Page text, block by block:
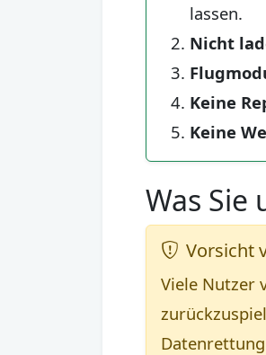
lassen.
Nicht
Keine
Keine
Was
Vorsicht
Viele Nutzer